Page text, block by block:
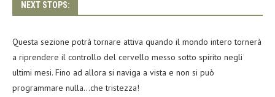
NEXT STOPS:
Questa sezione potrà tornare attiva quando il mondo intero tornerà
a riprendere il controllo del cervello messo sotto spirito negli
ultimi mesi. Fino ad allora si naviga a vista e non si può
programmare nulla…che tristezza!